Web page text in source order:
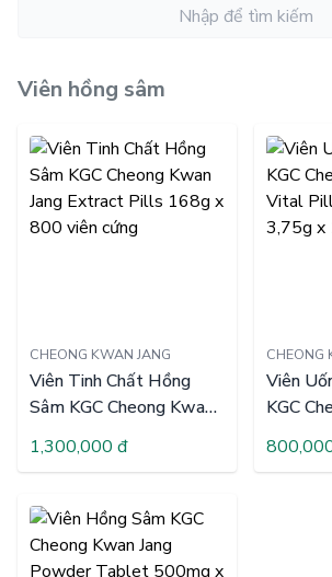
Viên uống hồng sâm - Sản phẩm vàng
Viên uống hồng sâm là một trong những
hồng sâm được chiết xuất từ nhân sâm
qua quá trình chọn lọc kỹ lưỡng, bào chế
Viên hồng sâm
CHEONG KWAN JANG
Viên Tinh Chất Hồng
Sâm KGC Cheong Kwan
Jang Extract Pills 168g x
800 viên cứng
1,300,000 đ
CHEONG
Viên
KGC
Vital
3,75g x